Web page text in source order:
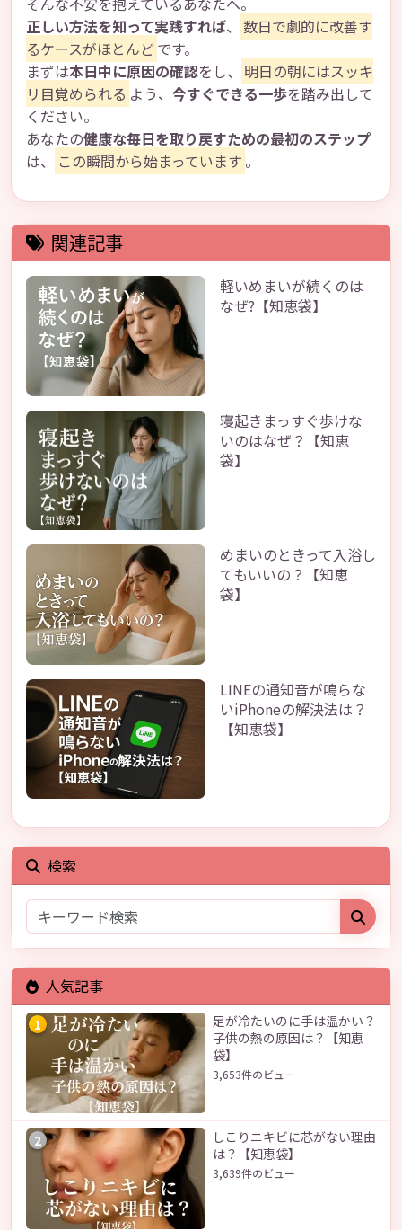
正しい方法を知って実践すれば、 数日で劇的に改善す
るケースがほとんどです。
まずは本日中に原因の確認をし、
明日の朝にはスッキ
リ目覚められる よう、 今すぐできる一歩を踏み出して
ください。
あなたの健康な毎日を取り戻すための最初のステップ
は、
この瞬間から始まっています 。
関連記事
軽いめまいが続くのは
なぜ?【知恵袋】
寝起きまっすぐ歩けな
いのはなぜ？【知恵
袋】
めまいのときって入浴し
てもいいの？【知恵
袋】
LINEの通知音が鳴らな
いiPhoneの解決法は？
【知恵袋】
検索
人気記事
1
足が冷たいのに手は温かい？
子供の熱の原因は？【知恵
袋】
3,653件のビュー
2
しこりニキビに芯がない理由
は？【知恵袋】
3,639件のビュー